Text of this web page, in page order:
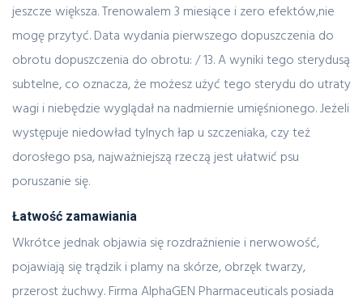
jeszcze większa. Trenowalem 3 miesiące i zero efektów,nie
mogę przytyć. Data wydania pierwszego dopuszczenia do
obrotu dopuszczenia do obrotu: / 13. A wyniki tego sterydusą
subtelne, co oznacza, że ​​możesz użyć tego sterydu do utraty
wagi i niebędzie wyglądał na nadmiernie umięśnionego. Jeżeli
występuje niedowład tylnych łap u szczeniaka, czy też
dorosłego psa, najważniejszą rzeczą jest ułatwić psu
poruszanie się.
Łatwość zamawiania
Wkrótce jednak objawia się rozdrażnienie i nerwowość,
pojawiają się trądzik i plamy na skórze, obrzęk twarzy,
przerost żuchwy. Firma AlphaGEN Pharmaceuticals posiada